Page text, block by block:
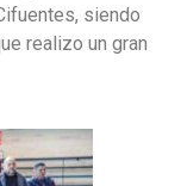
siendo
realizo un gran